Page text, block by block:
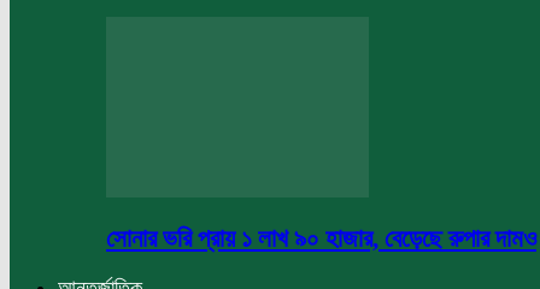
সোনার ভরি প্রায় ১ লাখ ৯০ হাজার, বেড়েছে রুপার দামও